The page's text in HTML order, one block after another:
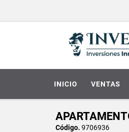
INICIO VENTAS
Código. 9706936